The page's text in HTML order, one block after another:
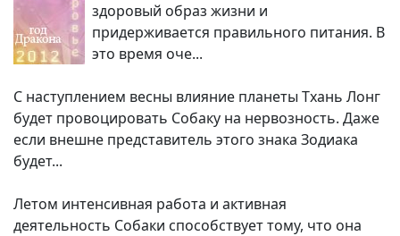
здоровый образ жизни и
придерживается правильного питания. В
это время оче...
С наступлением весны влияние планеты Тхань Лонг
будет провоцировать Собаку на нервозность. Даже
если внешне представитель этого знака Зодиака
будет...
Летом интенсивная работа и активная
деятельность Собаки способствует тому, что она